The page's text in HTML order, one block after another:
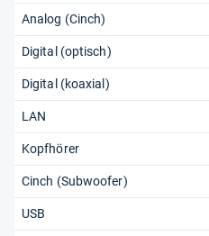
Analog (Cinch)
Digital (optisch)
Digital (koaxial)
LAN
Kopfhörer
Cinch (Subwoofer)
USB